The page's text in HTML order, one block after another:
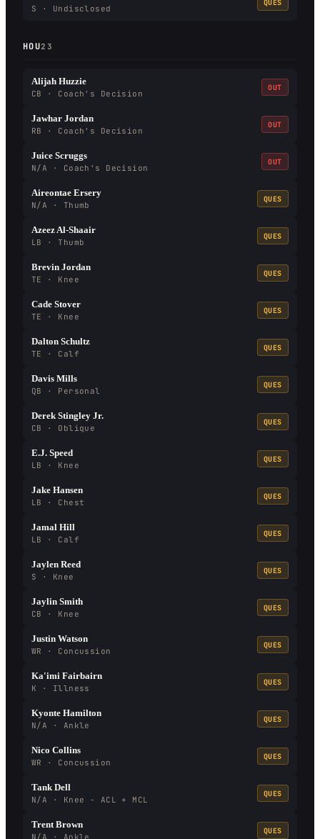
S · Undisclosed
QUES
HOU23
Alijah Huzzie
CB · Coach's Decision
OUT
Jawhar Jordan
RB · Coach's Decision
OUT
Juice Scruggs
N/A · Coach's Decision
OUT
Aireontae Ersery
N/A · Thumb
QUES
Azeez Al-Shaair
LB · Thumb
QUES
Brevin Jordan
TE · Knee
QUES
Cade Stover
TE · Knee
QUES
Dalton Schultz
TE · Calf
QUES
Davis Mills
QB · Personal
QUES
Derek Stingley Jr.
CB · Oblique
QUES
E.J. Speed
LB · Knee
QUES
Jake Hansen
LB · Chest
QUES
Jamal Hill
LB · Calf
QUES
Jaylen Reed
S · Knee
QUES
Jaylin Smith
CB · Knee
QUES
Justin Watson
WR · Concussion
QUES
Ka'imi Fairbairn
K · Illness
QUES
Kyonte Hamilton
N/A · Ankle
QUES
Nico Collins
WR · Concussion
QUES
Tank Dell
N/A · Knee - ACL + MCL
QUES
Trent Brown
N/A · Ankle
QUES